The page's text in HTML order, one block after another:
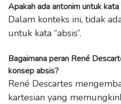
Apakah ada antonim untuk kata
Dalam konteks ini, tidak
untuk kata “absis”.
Bagaimana peran René
konsep absis?
René Descartes
kartesian yang